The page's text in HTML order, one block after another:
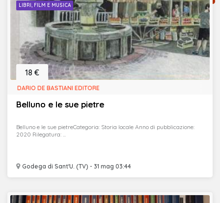
LIBRI, FILM E MUSICA
Belluno e le sue pietre
Godega di Sant'U. (TV) - 31 mag 03:44
18 €
DARIO DE BASTIANI EDITORE
Belluno e le sue pietreCategoria: Storia locale Anno di pubblicazione:
2020 Rilegatura: ...